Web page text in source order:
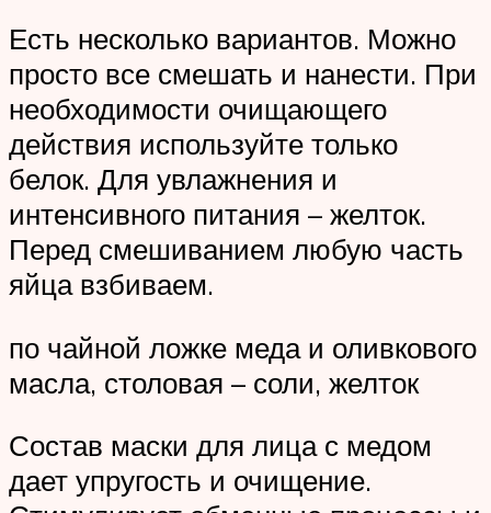
Есть несколько вариантов. Можно
просто все смешать и нанести. При
необходимости очищающего
действия используйте только
белок. Для увлажнения и
интенсивного питания – желток.
Перед смешиванием любую часть
яйца взбиваем.
по чайной ложке меда и оливкового
масла, столовая – соли, желток
Состав маски для лица с медом
дает упругость и очищение.